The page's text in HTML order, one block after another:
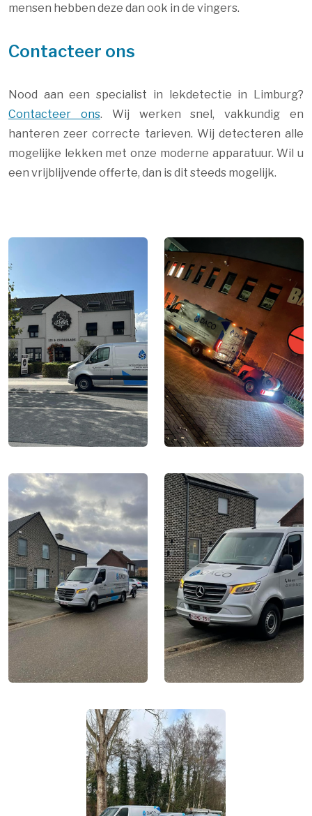
mensen hebben deze dan ook in de vingers.
Contacteer ons
Nood aan een specialist in lekdetectie in Limburg?
Contacteer ons. Wij werken snel, vakkundig en
hanteren zeer correcte tarieven. Wij detecteren alle
mogelijke lekken met onze moderne apparatuur. Wil u
een vrijblijvende offerte, dan is dit steeds mogelijk.